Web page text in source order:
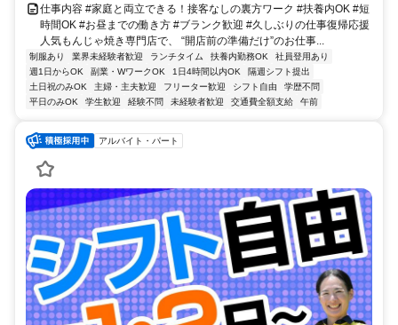
仕事内容 #家庭と両立できる！接客なしの裏方ワーク #扶養内OK #短
時間OK #お昼までの働き方 #ブランク歓迎 #久しぶりの仕事復帰応援
人気もんじゃ焼き専門店で、 “開店前の準備だけ”のお仕事...
制服あり 業界未経験者歓迎 ランチタイム 扶養内勤務OK
社員登用あり
週1日からOK
副業・WワークOK 1日4時間以内OK
隔週シフト提出
土日祝のみOK
主婦・主夫歓迎 フリーター歓迎 シフト自由
学歴不問
平日のみOK
学生歓迎 経験不問 未経験者歓迎 交通費全額支給 午前
アルバイト・パート